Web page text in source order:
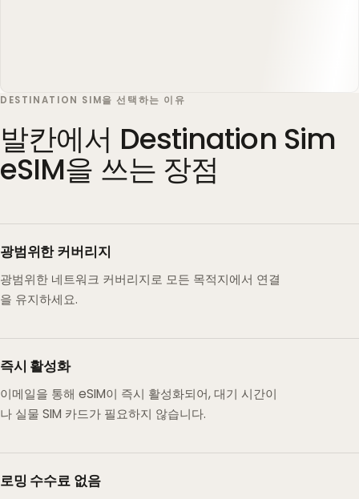
DESTINATION SIM을 선택하는 이유
발칸에서 Destination Sim
eSIM을 쓰는 장점
광범위한 커버리지
광범위한 네트워크 커버리지로 모든 목적지에서 연결
을 유지하세요.
즉시 활성화
이메일을 통해 eSIM이 즉시 활성화되어, 대기 시간이
나 실물 SIM 카드가 필요하지 않습니다.
로밍 수수료 없음